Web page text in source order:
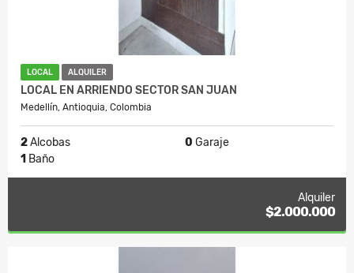
LOCAL ALQUILER
LOCAL EN ARRIENDO SECTOR SAN JUAN
Medellín, Antioquia, Colombia
2Alcobas 0 Garaje
1 Baño
Alquiler
$2.000.000